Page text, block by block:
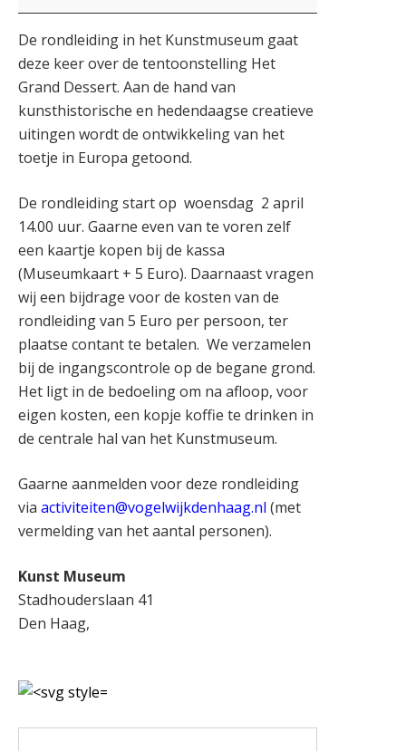
De rondleiding in het Kunstmuseum gaat
deze keer over de tentoonstelling Het
Grand Dessert. Aan de hand van
kunsthistorische en hedendaagse creatieve
uitingen wordt de ontwikkeling van het
toetje in Europa getoond.
De rondleiding start op woensdag 2 april
14.00 uur. Gaarne even van te voren zelf
een kaartje kopen bij de kassa
(Museumkaart + 5 Euro). Daarnaast vragen
wij een bijdrage voor de kosten van de
rondleiding van 5 Euro per persoon, ter
plaatse contant te betalen. We verzamelen
bij de ingangscontrole op de begane grond.
Het ligt in de bedoeling om na afloop, voor
eigen kosten, een kopje koffie te drinken in
de centrale hal van het Kunstmuseum.
Gaarne aanmelden voor deze rondleiding
via activiteiten@vogelwijkdenhaag.nl (met
vermelding van het aantal personen).
Kunst Museum
Stadhouderslaan 41
Den Haag,